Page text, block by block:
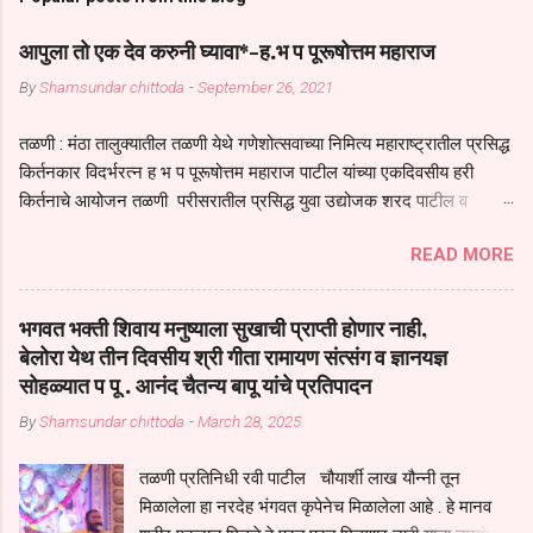
आपुला तो एक देव करुनी घ्यावा*-ह.भ प पूरूषोत्तम महाराज
ByShamsundar chittoda -September 26, 2021
तळणी : मंठा तालुक्यातील तळणी येथे गणेशोत्सवाच्या निमित्य महाराष्ट्रातील प्रसिद्ध
किर्तनकार विदर्भरत्न ह भ प पूरूषोत्तम महाराज पाटील यांच्या एकदिवसीय हरी
किर्तनाचे आयोजन तळणी परीसरातील प्रसिद्ध युवा उद्योजक शरद पाटील व
तुकाराम महाराज यांच्या *आपुला तो एक देव करुनी घ्यावा* *तेणे विन जिवा सुख
नोहे* *येरती माईक दुःखाची जनीती* *नाही आदी अंती अवसान* या अभंगावर
सुंदर निरूपण केले सध्य स्थितीचा काळ हा मानव जातीच्या परीक्षेचा काळ आहे
धर्ममंडपात बसलेली लोक ही खरच भाग्यवान आहेत कोरोना सारख्या महामारीत आपंण
जिवंत आहोत या महामारीतून जर आपल्याला वाचायचे असेल तर धार्मीक विचाराचा
आधार आपल्याला घ्यावाच लागेल महामारीच्या काळात वारकरी सप्रदायच खूप मोठा
आधार आहे सध्य स्थितीत मानव जातीची मानसीक अवस्था सक्षम असणे गरजेचे आहे
सगळ्याना करून दीली आहे मनुष्याच्या आयुष्यातील नामसाधना ही त्याच्यासाठी खूप
मोठा आधार असते परतू आज काल तीच साधना करण्याचा आळस आ...
READ MORE
भगवत भक्ती शिवाय मनुष्याला सुखाची प्राप्ती होणार नाही,
बेलोरा येथ तीन दिवसीय श्री गीता रामायण संत्संग व ज्ञानयज्ञ
सोहळ्यात प पू . आनंद चैतन्य बापू यांचे प्रतिपादन
ByShamsundar chittoda -March 28, 2025
तळणी प्रतिनिधी रवी पाटील चौयार्शी लाख यौन्नी तून
मिळालेला हा नरदेह भंगवत कृपेनेच मिळालेला आहे . हे मानव